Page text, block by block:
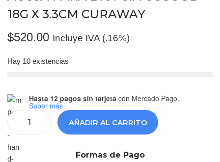
18G X 3.3CM CURAWAY
$520.00 Incluye IVA (.16%)
Hay 10 existencias
Hasta 12 pagos sin tarjetacon Mercado Pago.
Saber más
AÑADIR AL CARRITO
Formas de Pago